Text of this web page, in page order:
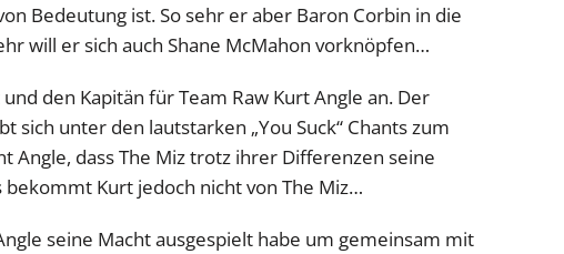
Bedeutung ist. So sehr er aber Baron Corbin in die
will er sich auch Shane McMahon vorknöpfen…
den Kapitän für Team Raw Kurt Angle an. Der
sich unter den lautstarken „You Suck“ Chants zum
Angle, dass The Miz trotz ihrer Differenzen seine
Kurt jedoch nicht von The Miz…
seine Macht ausgespielt habe um gemeinsam mit